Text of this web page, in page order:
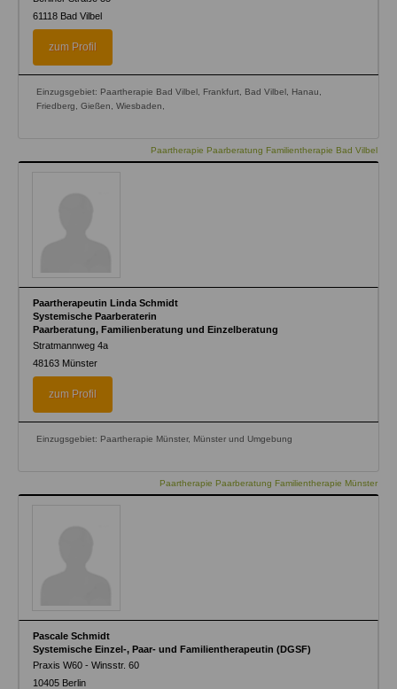
61118 Bad Vilbel
zum Profil
Einzugsgebiet: Paartherapie Bad Vilbel, Frankfurt, Bad Vilbel, Hanau,
Friedberg, Gießen, Wiesbaden,
Paartherapie Paarberatung Familientherapie Bad Vilbel
Paartherapeutin Linda Schmidt
Systemische Paarberaterin
Paarberatung, Familienberatung und Einzelberatung
Stratmannweg 4a
48163 Münster
zum Profil
Einzugsgebiet: Paartherapie Münster, Münster und Umgebung
Paartherapie Paarberatung Familientherapie Münster
Pascale Schmidt
Systemische Einzel-, Paar- und Familientherapeutin (DGSF)
Praxis W60 - Winsstr. 60
10405 Berlin